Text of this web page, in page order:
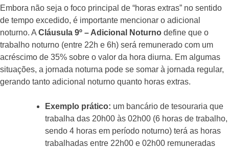
Embora não seja o foco principal de “horas extras” no sentido
de tempo excedido, é importante mencionar o adicional
noturno. A Cláusula 9º – Adicional Noturno define que o
trabalho noturno (entre 22h e 6h) será remunerado com um
acréscimo de 35% sobre o valor da hora diurna. Em algumas
situações, a jornada noturna pode se somar à jornada regular,
gerando tanto adicional noturno quanto horas extras.
Exemplo prático: um bancário de tesouraria que
trabalha das 20h00 às 02h00 (6 horas de trabalho,
sendo 4 horas em período noturno) terá as horas
trabalhadas entre 22h00 e 02h00 remuneradas